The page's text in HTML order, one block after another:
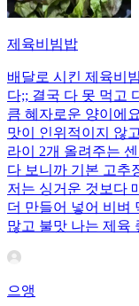
제육비빔밥
배달로 시킨 제육비
다;; 결국 다 못 먹고
큼 혜자로운 양이에
맛이 인위적이지 않
라이 2개 올려주는
다 보니까 기본 고추
저는 싱거운 것보다
더 만들어 넣어 비벼
많고 불맛 나는 제육
으앵